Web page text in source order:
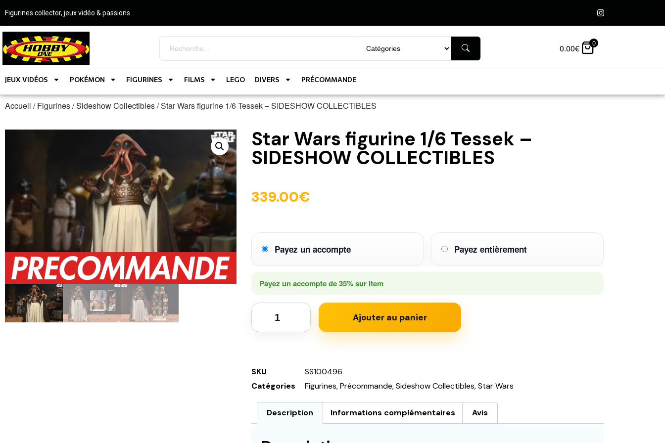
Figurines collector, jeux vidéo & passions
0.00€ 0
JEUX VIDÉOS POKÉMON FIGURINES FILMS LEGO DIVERS PRÉCOMMANDE
Accueil /Figurines/Sideshow Collectibles/ Star Wars figurine 1/6 Tessek – SIDESHOW COLLECTIBLES
Star Wars figurine 1/6 Tessek –
SIDESHOW COLLECTIBLES
339.00€
Payez un accompte Payez entièrement
Payez un accompte de35%sur item
Ajouter au panier
SKU
SS100496
Catégories
Figurines,Précommande,Sideshow Collectibles,Star Wars
Description Informations complémentaires Avis